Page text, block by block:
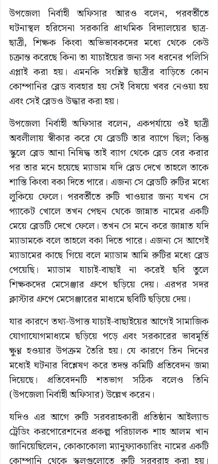
উপজেলা নির্বাহী অফিসার আরও বলেন, পরবর্তীতে
ঘটনাস্থল হরিসেনা সরকারি প্রাথমিক বিদ্যালয়ের ছাত্র-
ছাত্রী, শিক্ষক কিংবা অভিভাবকদের মধ্যে থেকে কেউ
চক্রান্ত করেছে কিনা তা যাচাইয়ের জন্য সব ধরনের পলিসি
এপ্লাই করা হয়। এমনকি সংশ্লিষ্ট ছাত্রীর বাড়িতে কোন
কোম্পানির ব্লেড ব্যবহার হয় সেই বিষয়ে খবর নেওয়া হয়
এবং সেই ব্লেডও উদ্ধার করা হয়।
উপজেলা নির্বাহী অফিসার বলেন, একপর্যায়ে ওই ছাত্রী
অবলীলায় স্বীকার করে যে ব্লেডটি তার ব্যাগে ছিল; কিন্তু
স্কুলে ব্লেড আনা নিষিদ্ধ তাই ব্যাগ থেকে ব্লেড বের করার
পর তার মনে হয়েছে ম্যাডাম যদি ব্লেড দেখে তাহলে তাকে
শাস্তি কিংবা বকা দিতে পারে। এজন্য সে ব্লেডটি রুটির মধ্যে
লুকিয়ে ফেলে। পরবর্তীতে রুটি খাওয়ার জন্য যখন সে
প্যাকেট খোলে তখন পেছন থেকে জান্নাত নামের একটি
মেয়ে ব্লেডটি দেখে ফেলে। তখন সে মনে করে জান্নাত যদি
ম্যাডামকে বলে তাহলে বকা দিতে পারে। এজন্য সে আগেই
ম্যাডামের কাছে গিয়ে বলে ম্যাডাম আমি রুটির মধ্যে ব্লেড
পেয়েছি। ম্যাডাম যাচাই-বাছাই না করেই ছবি তুলে
শিক্ষকদের মেসেঞ্জার গ্রুপে ছড়িয়ে দেয়। এরপর সদর
ক্লাস্টার গ্রুপে মেসেঞ্জারের মাধ্যমে ছবিটি ছড়িয়ে দেয়।
যার কারণে তথ্য-উপাত্ত যাচাই-বাছাইয়ের আগেই সামাজিক
যোগাযোগমাধ্যমে ছড়িয়ে পড়ে এবং সরকারের ভাবমূর্তি
ক্ষুণ্ণ হওয়ার উপক্রম তৈরি হয়। যে কারণে তিন দিনের
মধ্যেই ঘটনার বিশ্লেষণ করে তদন্ত কমিটি প্রতিবেদন জমা
দিয়েছে। প্রতিবেদনটি শতভাগ সঠিক বলেও তিনি
(উপজেলা নির্বাহী অফিসার) উল্লেখ করেন।
যদিও এর আগে রুটি সরবরাহকারী প্রতিষ্ঠান আইল্যান্ড
ট্রেডিং করপোরেশনের প্রকল্প পরিচালক শাহ আলম খান
জানিয়েছিলেন, কোকাকোলা ম্যানুফ্যাকচারিং নামের একটি